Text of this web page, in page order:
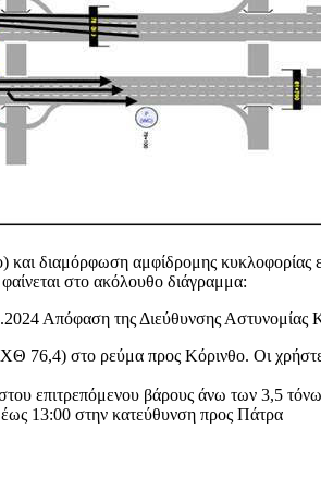
και διαμόρφωση αμφίδρομης
στο ακόλουθο διάγραμμα:
Απόφαση της Διεύθυνσης Αστυνομίας
76,4) στο ρεύμα προς Κόρινθο. Οι
επιτρεπόμενου βάρους άνω των
13:00 στην κατεύθυνση προς Πάτρα